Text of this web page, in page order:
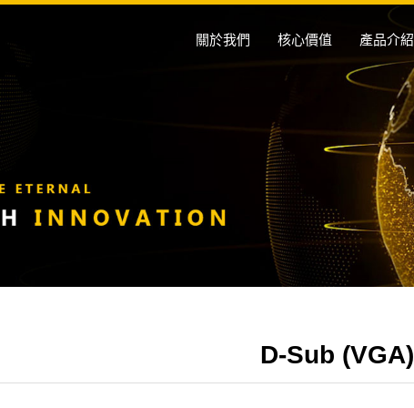
關於我們 核心價值 產品介紹
D-Sub (VGA)